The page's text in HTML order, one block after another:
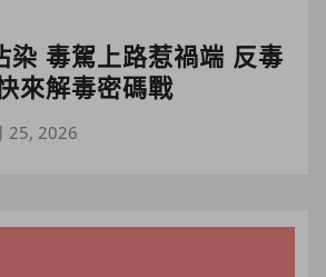
染 毒駕上路惹禍端 反毒
來解毒密碼戰
25, 2026